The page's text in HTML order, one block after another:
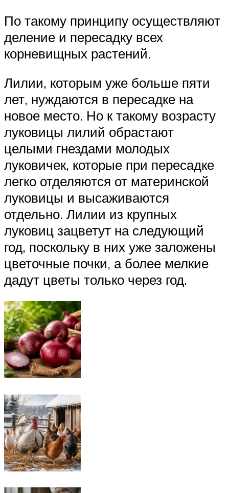
По такому принципу осуществляют
деление и пересадку всех
корневищных растений.
Лилии, которым уже больше пяти
лет, нуждаются в пересадке на
новое место. Но к такому возрасту
луковицы лилий обрастают
целыми гнездами молодых
луковичек, которые при пересадке
легко отделяются от материнской
луковицы и высаживаются
отдельно. Лилии из крупных
луковиц зацветут на следующий
год, поскольку в них уже заложены
цветочные почки, а более мелкие
дадут цветы только через год.